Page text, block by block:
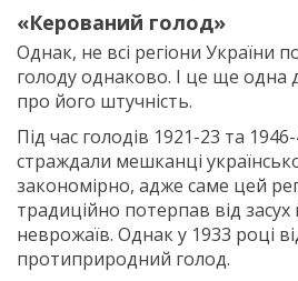
«Керований голод»
Однак, не всі регіони України
голоду однаково. І це ще одна
про його штучність.
Під час голодів 1921-23 та
страждали мешканці
закономірно, адже саме цей
традиційно потерпав від засух
неврожаїв. Однак у 1933 році
протиприродний голод.